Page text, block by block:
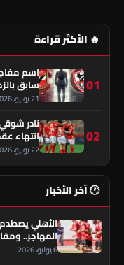
🔥 الأكثر قراءة
01
اسم
سابق
21 يونيو، 2026
02
نادر
انتهاء
22 يونيو، 2026
🕐 آخر الأخبار
الأهلي
المهاجر..
6 يوليو، 2026